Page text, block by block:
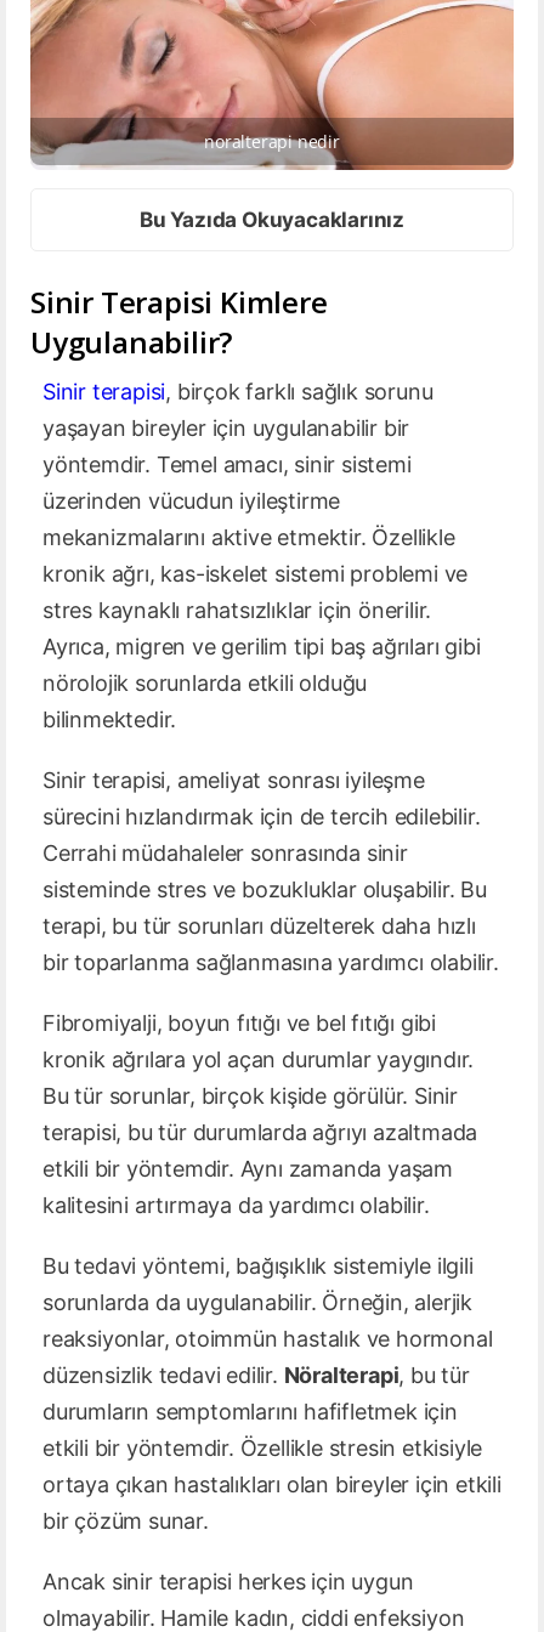
noralterapi nedir
Bu Yazıda Okuyacaklarınız
Sinir Terapisi Kimlere
Uygulanabilir?
Sinir terapisi, birçok farklı sağlık sorunu
yaşayan bireyler için uygulanabilir bir
yöntemdir. Temel amacı, sinir sistemi
üzerinden vücudun iyileştirme
mekanizmalarını aktive etmektir. Özellikle
kronik ağrı, kas-iskelet sistemi problemi ve
stres kaynaklı rahatsızlıklar için önerilir.
Ayrıca, migren ve gerilim tipi baş ağrıları gibi
nörolojik sorunlarda etkili olduğu
bilinmektedir.
Sinir terapisi, ameliyat sonrası iyileşme
sürecini hızlandırmak için de tercih edilebilir.
Cerrahi müdahaleler sonrasında sinir
sisteminde stres ve bozukluklar oluşabilir. Bu
terapi, bu tür sorunları düzelterek daha hızlı
bir toparlanma sağlanmasına yardımcı olabilir.
Fibromiyalji, boyun fıtığı ve bel fıtığı gibi
kronik ağrılara yol açan durumlar yaygındır.
Bu tür sorunlar, birçok kişide görülür. Sinir
terapisi, bu tür durumlarda ağrıyı azaltmada
etkili bir yöntemdir. Aynı zamanda yaşam
kalitesini artırmaya da yardımcı olabilir.
Bu tedavi yöntemi, bağışıklık sistemiyle ilgili
sorunlarda da uygulanabilir. Örneğin, alerjik
reaksiyonlar, otoimmün hastalık ve hormonal
düzensizlik tedavi edilir. Nöralterapi, bu tür
durumların semptomlarını hafifletmek için
etkili bir yöntemdir. Özellikle stresin etkisiyle
ortaya çıkan hastalıkları olan bireyler için etkili
bir çözüm sunar.
Ancak sinir terapisi herkes için uygun
olmayabilir. Hamile kadın, ciddi enfeksiyon